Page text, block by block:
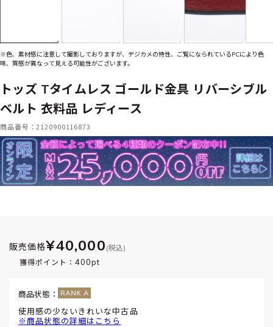
※色、素材感に注意して撮影しておりますが、デジカメの特性、ご覧になられているPCにより色
味、質感が異なって見える可能性がございます。
トッズ Tタイムレス ゴールド金具 リバーシブル
ベルト 衣料品 レディース
商品番号：2120900116873
販売価格¥40,000 (税込)
獲得ポイント： 400pt
商品状態：
使用感の少ないきれいな中古品
※商品状態の詳細はこちら